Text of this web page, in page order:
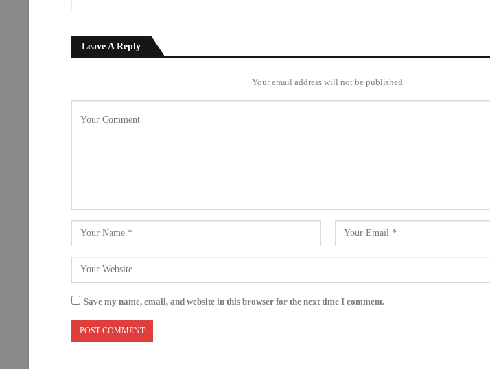
Leave A Reply
Your email address will not be published.
Save my name, email, and website in this browser for the next time I comment.